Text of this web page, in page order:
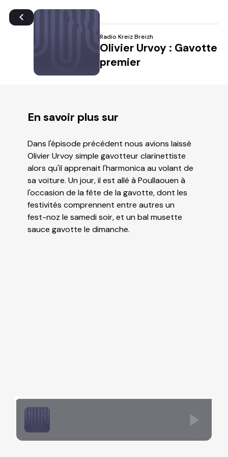
Radio Kreiz Breizh
Olivier Urvoy : Gavotte
premier
En savoir plus sur
Dans l'épisode précédent nous avions laissé
Olivier Urvoy simple gavotteur clarinettiste
alors qu'il apprenait l'harmonica au volant de
sa voiture. Un jour, il est allé à Poullaouen à
l'occasion de la fête de la gavotte, dont les
festivités comprennent entre autres un
fest-noz le samedi soir, et un bal musette
sauce gavotte le dimanche.